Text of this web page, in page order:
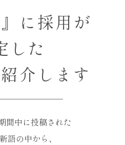
に採用が
した
介します
間中に投稿された
語の中から、